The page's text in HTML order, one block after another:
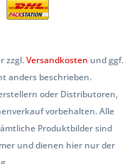
zzgl.Versandkosten und ggf.
anders beschrieben.
oder Distributoren,
vorbehalten. Alle
Produktbilder sind
und dienen hier nur der